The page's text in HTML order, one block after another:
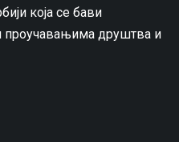
која се бави
друштва и